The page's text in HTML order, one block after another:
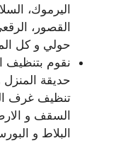
اليرموك،
القصور،
حولي و كل
نقوم بتنظيف
حديقة
تنظيف غرف
السقف و
البلاط و